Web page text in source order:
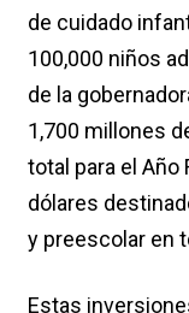
de cuidado
100,000 niños
de la
1,700 millones
total para el Año
dólares
y preescolar en
Estas